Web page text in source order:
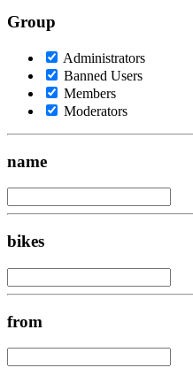
Group
Administrators
Banned Users
Members
Moderators
name
bikes
from